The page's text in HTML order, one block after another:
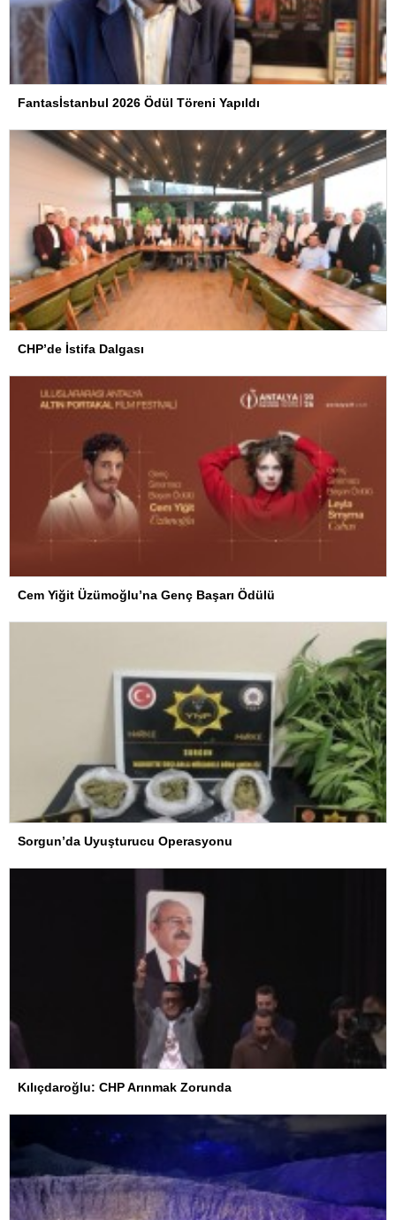
Fantasİstanbul 2026 Ödül Töreni Yapıldı
CHP’de İstifa Dalgası
Cem Yiğit Üzümoğlu’na Genç Başarı Ödülü
Sorgun’da Uyuşturucu Operasyonu
Kılıçdaroğlu: CHP Arınmak Zorunda